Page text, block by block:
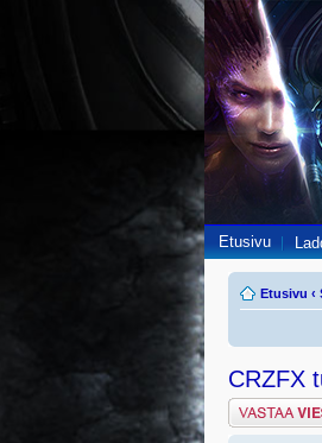
Etusivu
Etusivu ‹
CRZFX
Lähetä vastaus